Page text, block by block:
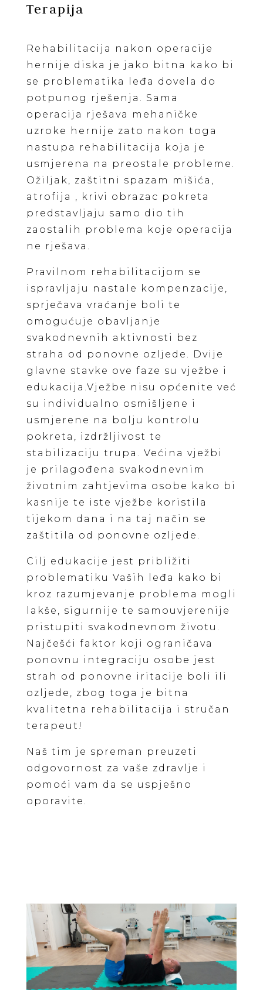
Terapija
Rehabilitacija nakon operacije
hernije diska je jako bitna kako bi
se problematika leđa dovela do
potpunog rješenja. Sama
operacija rješava mehaničke
uzroke hernije zato nakon toga
nastupa rehabilitacija koja je
usmjerena na preostale probleme.
Ožiljak, zaštitni spazam mišića,
atrofija , krivi obrazac pokreta
predstavljaju samo dio tih
zaostalih problema koje operacija
ne rješava.
Pravilnom rehabilitacijom se
ispravljaju nastale kompenzacije,
sprječava vraćanje boli te
omogućuje obavljanje
svakodnevnih aktivnosti bez
straha od ponovne ozljede. Dvije
glavne stavke ove faze su vježbe i
edukacija.Vježbe nisu općenite već
su individualno osmišljene i
usmjerene na bolju kontrolu
pokreta, izdržljivost te
stabilizaciju trupa. Većina vježbi
je prilagođena svakodnevnim
životnim zahtjevima osobe kako bi
kasnije te iste vježbe koristila
tijekom dana i na taj način se
zaštitila od ponovne ozljede.
Cilj edukacije jest približiti
problematiku Vaših leđa kako bi
kroz razumjevanje problema mogli
lakše, sigurnije te samouvjerenije
pristupiti svakodnevnom životu.
Najčešći faktor koji ograničava
ponovnu integraciju osobe jest
strah od ponovne iritacije boli ili
ozljede, zbog toga je bitna
kvalitetna rehabilitacija i stručan
terapeut!
Naš tim je spreman preuzeti
odgovornost za vaše zdravlje i
pomoći vam da se uspješno
oporavite.